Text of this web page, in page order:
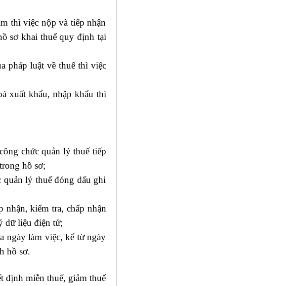
thì việc nộp và tiếp nhận
sơ khai thuế quy định tại
pháp luật về thuế thì việc
xuất khẩu, nhập khẩu thì
chức quản lý thuế tiếp
hồ sơ;
lý thuế đóng dấu ghi
kiểm tra, chấp nhận
dữ liệu điện tử;
ngày làm việc, kể từ ngày
hồ sơ.
định miễn thuế, giảm thuế